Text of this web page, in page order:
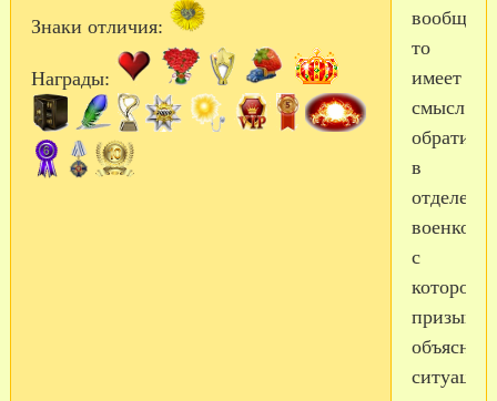
Знаки отличия:
Награды:
вообще.
то
имеет
смысл
в
с
которого
ситуацию